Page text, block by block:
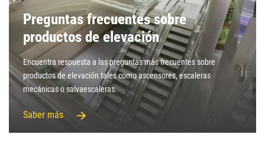
Preguntas frecuentes sobre
productos de elevación
Encuentra respuesta a las preguntas más frecuentes sobre
productos de elevación tales como ascensores, escaleras
mecánicas o salvaescaleras.
Saber más